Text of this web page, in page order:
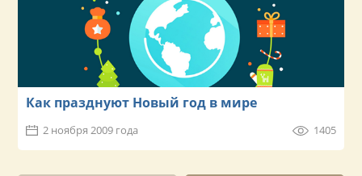
Как празднуют Новый год в мире
2 ноября 2009 года 1405